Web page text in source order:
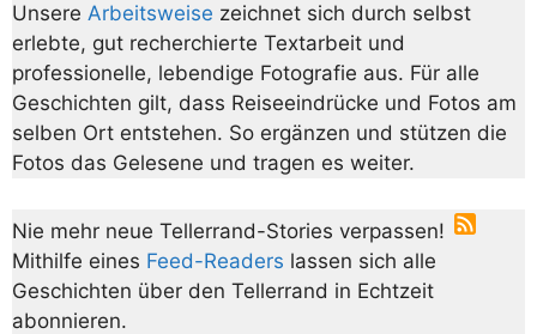
Unsere Arbeitsweise zeichnet sich durch selbst
erlebte, gut recherchierte Textarbeit und
professionelle, lebendige Fotografie aus. Für alle
Geschichten gilt, dass Reiseeindrücke und Fotos am
selben Ort entstehen. So ergänzen und stützen die
Fotos das Gelesene und tragen es weiter.
Nie mehr neue Tellerrand-Stories verpassen!
Mithilfe eines Feed-Readers lassen sich alle
Geschichten über den Tellerrand in Echtzeit
abonnieren.